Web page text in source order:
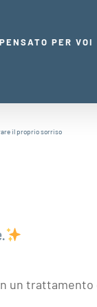
PENSATO PER VOI
il proprio sorriso
un